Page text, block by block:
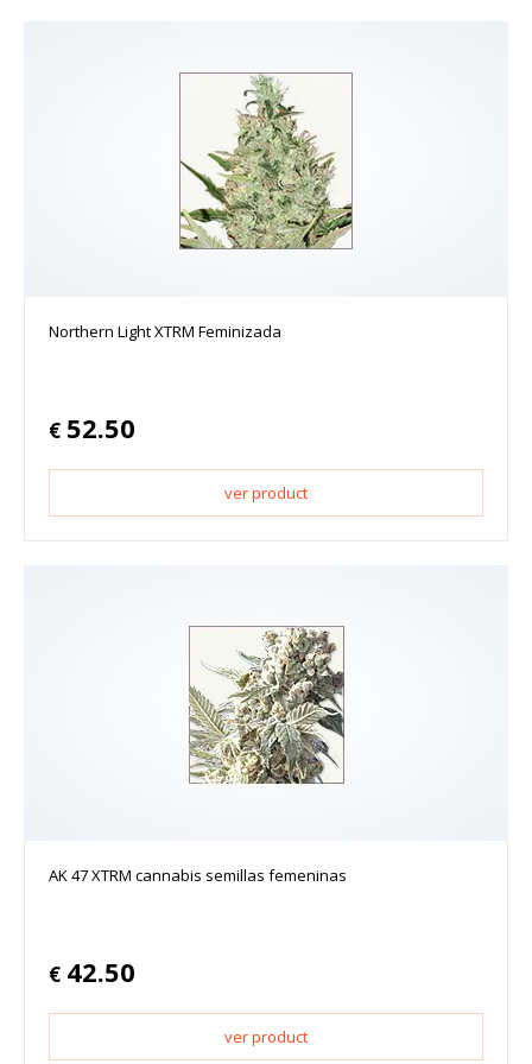
Northern Light XTRM Feminizada
€ 52.50
ver product
AK 47 XTRM cannabis semillas femeninas
€ 42.50
ver product